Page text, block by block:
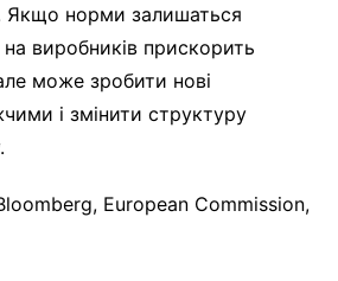
Якщо норми залишаться
виробників прискорить
може зробити нові
і змінити структуру
European Commission,